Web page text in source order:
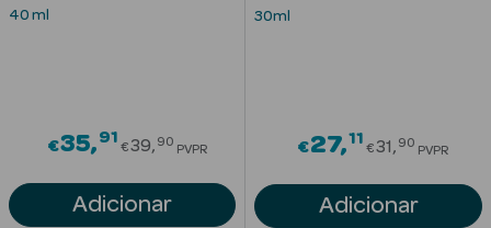
Cuidados de
Massajadores
Antienvelhecimento Firmeza
40 ml
€35 91Price reduced from
€39 90
PVPR
Adicionar
30ml
€27 11Price
€31 90
PVPR
Adicionar